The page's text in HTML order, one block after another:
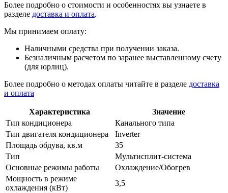
Более подробно о стоимости и особенностях вы узнаете в
разделе доставка и оплата.
Мы принимаем оплату:
Наличными средства при получении заказа.
Безналичным расчетом по заранее выставленному счету
(для юрлиц).
Более подробно о методах оплаты читайте в разделе доставка
и оплата
Характеристика
Значение
Тип кондиционера
Канального типа
Тип двигателя кондиционера
Inverter
Площадь обдува, кв.м
35
Тип
Мультисплит-система
Основные режимы работы
Охлаждение/Обогрев
Мощность в режиме
охлаждения (кВт)
3,5